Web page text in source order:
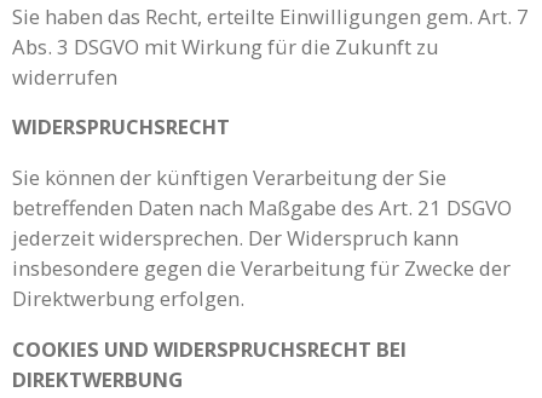
Sie haben das Recht, erteilte Einwilligungen gem. Art. 7
Abs. 3 DSGVO mit Wirkung für die Zukunft zu
widerrufen
WIDERSPRUCHSRECHT
Sie können der künftigen Verarbeitung der Sie
betreffenden Daten nach Maßgabe des Art. 21 DSGVO
jederzeit widersprechen. Der Widerspruch kann
insbesondere gegen die Verarbeitung für Zwecke der
Direktwerbung erfolgen.
COOKIES UND WIDERSPRUCHSRECHT BEI
DIREKTWERBUNG